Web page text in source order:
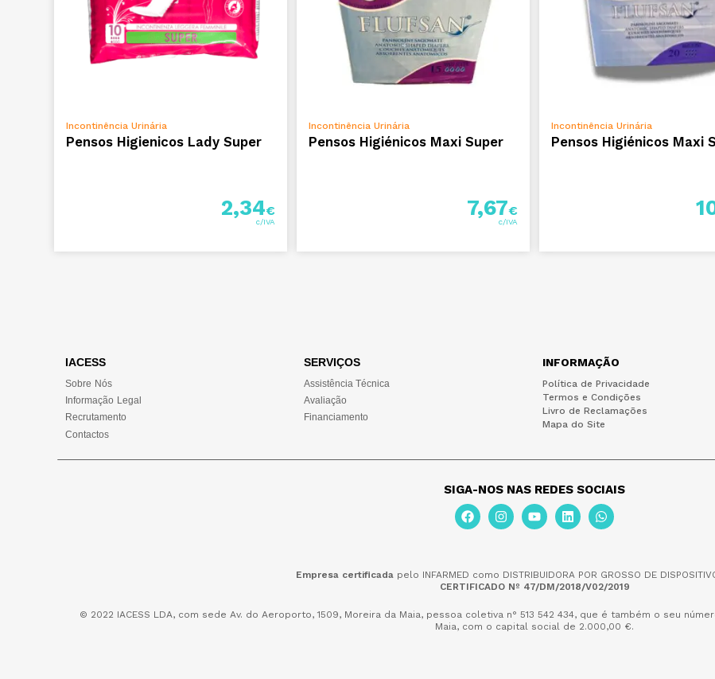
ADICIONAR
Incontinência Urinária
Pensos Higienicos Lady Super
2,34€
LER MAIS
Incontinência Urinária
Pensos Higiénicos Maxi Super
7,67€
ADICIONAR
Incontinência Urinária
Pensos Higiénicos Maxi
IACESS
Sobre Nós
Informação Legal
Recrutamento
Contactos
SERVIÇOS
Assistência Técnica
Avaliação
Financiamento
INFORMAÇÃO
Política de Privacidade
Termos e Condições
Livro de Reclamações
Mapa do Site
SIGA-NOS NAS REDES SOCIAIS
Empresa certificadapelo INFARMED como DISTRIBUIDORA POR GROSSO DE
CERTIFICADO Nº 47/DM/2018/V02/2019
© 2022 IACESS LDA, com sede Av. do Aeroporto, 1509, Moreira da Maia, pessoa coletiva n° 513 542 434, que é também o seu
Maia, com o capital social de 2.000,00 €.